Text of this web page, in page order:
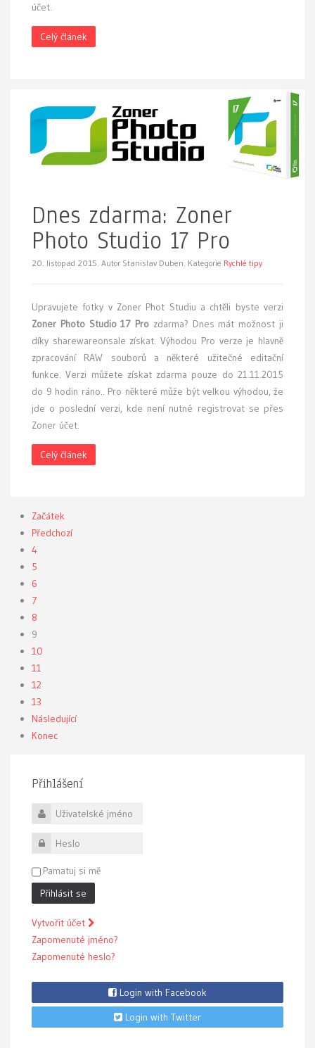
účet.
Celý článek
Dnes zdarma: Zoner
Photo Studio 17 Pro
20. listopad 2015. Autor Stanislav Duben. Kategorie Rychlé tipy
Upravujete fotky v Zoner Phot Studiu a chtěli byste verzi
Zoner Photo Studio 17 Pro zdarma? Dnes mát možnost ji
díky sharewareonsale získat. Výhodou Pro verze je hlavně
zpracování RAW souborů a některé užitečné editační
funkce. Verzi můžete získat zdarma pouze do 21.11.2015
do 9 hodin ráno.. Pro některé může být velkou výhodou, že
jde o poslední verzi, kde není nutné registrovat se přes
Zoner účet.
Celý článek
Začátek
Předchozí
4
5
6
7
8
9
10
11
12
13
Následující
Konec
Přihlášení
Uživatelské jméno
Heslo
Pamatuj si mě
Přihlásit se
Vytvořit účet
Zapomenuté jméno?
Zapomenuté heslo?
Login with Facebook
Login with Twitter